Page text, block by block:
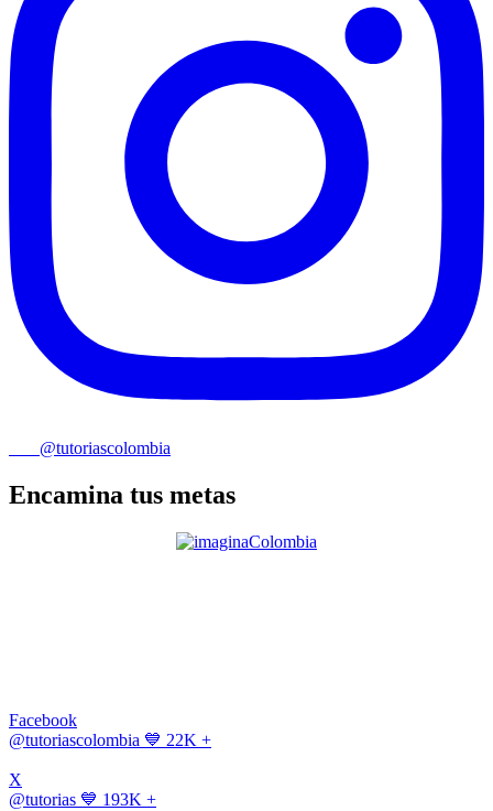
@tutoriascolombia
Encamina tus metas
Facebook
@tutoriascolombia 💙 22K +
X
@tutorias 💙 193K +